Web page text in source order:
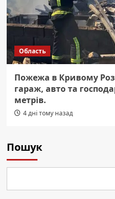
Область
Пожежа в Кривому
гараж, авто та
метрів.
4 дні тому назад
Пошук